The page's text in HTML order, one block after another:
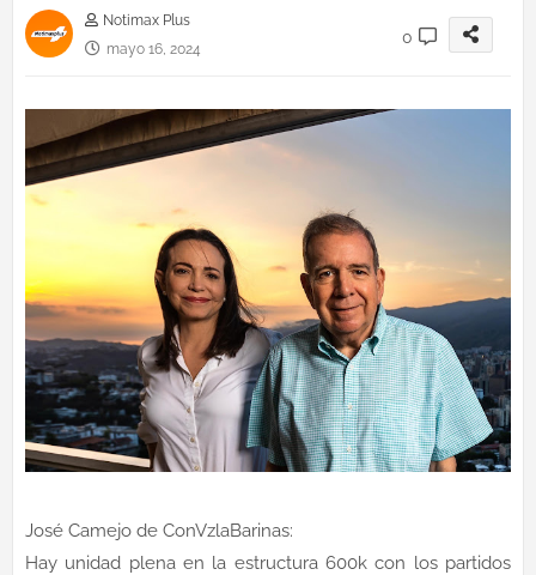
Notimax Plus
mayo 16, 2024
0
José Camejo de ConVzlaBarinas:
Hay unidad plena en la estructura 600k con los partidos